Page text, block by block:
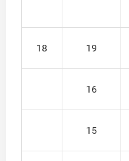
18 19
16
15